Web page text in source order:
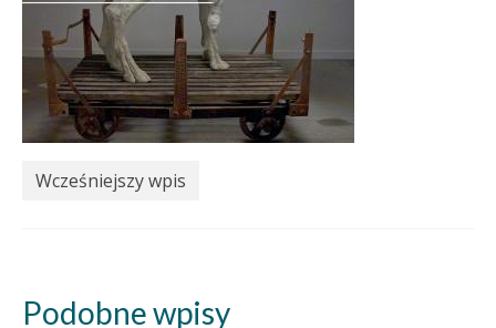
Wcześniejszy wpis
Podobne wpisy